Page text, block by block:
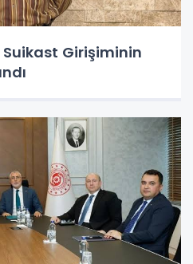
Girişiminin